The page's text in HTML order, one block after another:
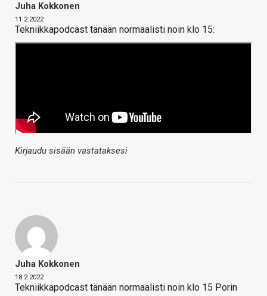
Juha Kokkonen
11.2.2022
Tekniikkapodcast tänään normaalisti noin klo 15:
Kirjaudu sisään vastataksesi
Juha Kokkonen
18.2.2022
Tekniikkapodcast tänään normaalisti noin klo 15 Porin